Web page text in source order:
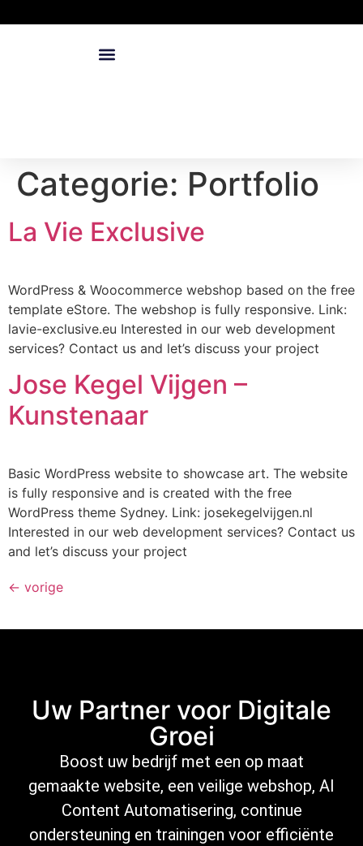
Categorie: Portfolio
La Vie Exclusive
WordPress & Woocommerce webshop based on the free
template eStore. The webshop is fully responsive. Link:
lavie-exclusive.eu Interested in our web development
services? Contact us and let’s discuss your project
Jose Kegel Vijgen –
Kunstenaar
Basic WordPress website to showcase art. The website
is fully responsive and is created with the free
WordPress theme Sydney. Link: josekegelvijgen.nl
Interested in our web development services? Contact us
and let’s discuss your project
← vorige
Uw Partner voor Digitale
Groei
Boost uw bedrijf met een op maat
gemaakte website, een veilige webshop, AI
Content Automatisering, continue
ondersteuning en trainingen voor efficiënte